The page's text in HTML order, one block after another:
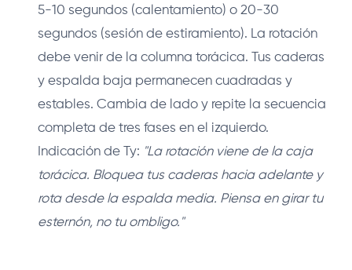
5-10 segundos (calentamiento) o 20-30
segundos (sesión de estiramiento). La rotación
debe venir de la columna torácica. Tus caderas
y espalda baja permanecen cuadradas y
estables. Cambia de lado y repite la secuencia
completa de tres fases en el izquierdo.
Indicación de Ty: "La rotación viene de la caja
torácica. Bloquea tus caderas hacia adelante y
rota desde la espalda media. Piensa en girar tu
esternón, no tu ombligo."